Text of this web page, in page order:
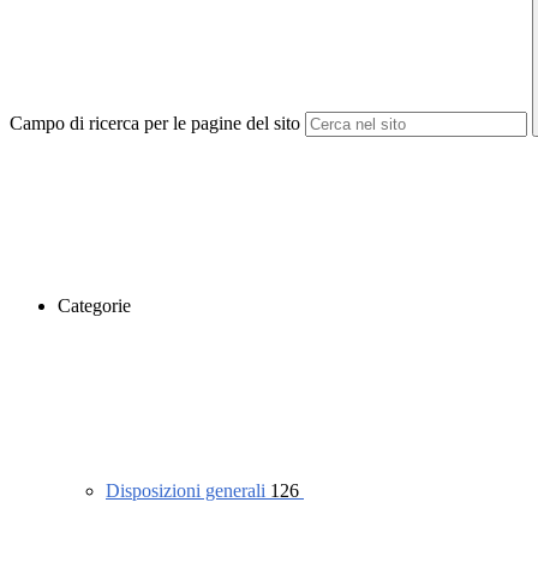
Campo di ricerca per le pagine del sito
Categorie
Disposizioni generali 126